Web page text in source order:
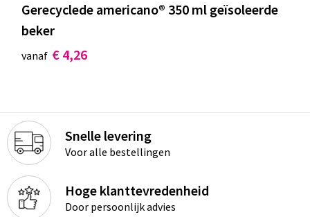
Gerecyclede americano® 350 ml geïsoleerde
beker
vanaf € 4,26
Snelle levering
Voor alle bestellingen
Hoge klanttevredenheid
Door persoonlijk advies